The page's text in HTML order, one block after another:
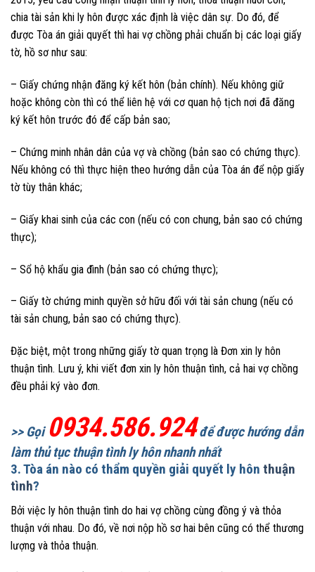
chia tài sản khi ly hôn được xác định là việc dân sự. Do đó, để
được Tòa án giải quyết thì hai vợ chồng phải chuẩn bị các loại giấy
tờ, hồ sơ như sau:
– Giấy chứng nhận đăng ký kết hôn (bản chính). Nếu không giữ
hoặc không còn thì có thể liên hệ với cơ quan hộ tịch nơi đã đăng
ký kết hôn trước đó để cấp bản sao;
– Chứng minh nhân dân của vợ và chồng (bản sao có chứng thực).
Nếu không có thì thực hiện theo hướng dẫn của Tòa án để nộp giấy
tờ tùy thân khác;
– Giấy khai sinh của các con (nếu có con chung, bản sao có chứng
thực);
– Sổ hộ khẩu gia đình (bản sao có chứng thực);
– Giấy tờ chứng minh quyền sở hữu đối với tài sản chung (nếu có
tài sản chung, bản sao có chứng thực).
Đặc biệt, một trong những giấy tờ quan trọng là Đơn xin ly hôn
thuận tình. Lưu ý, khi viết đơn xin ly hôn thuận tình, cả hai vợ chồng
đều phải ký vào đơn.
>> Gọi 0934.586.924để được hướng dẫn
làm thủ tục thuận tình ly hôn nhanh nhất
3. Tòa án nào có thẩm quyền giải quyết ly hôn thuận
tình?
Bởi việc ly hôn thuận tình do hai vợ chồng cùng đồng ý và thỏa
thuận với nhau. Do đó, về nơi nộp hồ sơ hai bên cũng có thể thương
lượng và thỏa thuận.